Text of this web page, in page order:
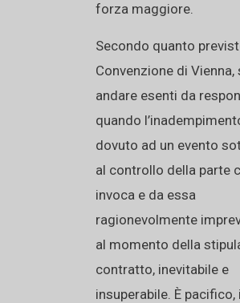
forza maggiore.
Secondo quanto
Convenzione di Vienna,
andare esenti da
quando
dovuto ad un evento
al controllo della parte
invoca e da essa
ragionevolmente
al momento della
contratto, inevitabile e
insuperabile. È pacifico,